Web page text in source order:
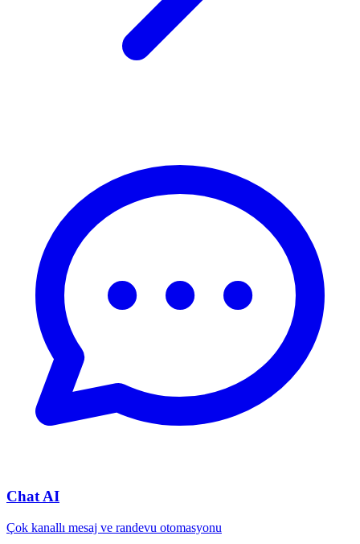
Chat AI
Çok kanallı mesaj ve randevu otomasyonu